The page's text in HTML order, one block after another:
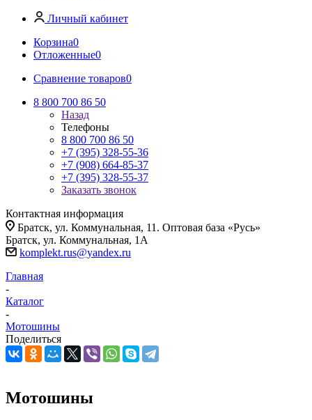
Личный кабинет
Корзина0
Отложенные0
Сравнение товаров0
8 800 700 86 50
Назад
Телефоны
8 800 700 86 50
+7 (395) 328-55-36
+7 (908) 664-85-37
+7 (395) 328-55-37
Заказать звонок
Контактная информация
Братск, ул. Коммунальная, 11. Оптовая база «Русь»
Братск, ул. Коммунальная, 1А
komplekt.rus@yandex.ru
Главная
-
Каталог
-
Мотошины
Поделиться
Мотошины